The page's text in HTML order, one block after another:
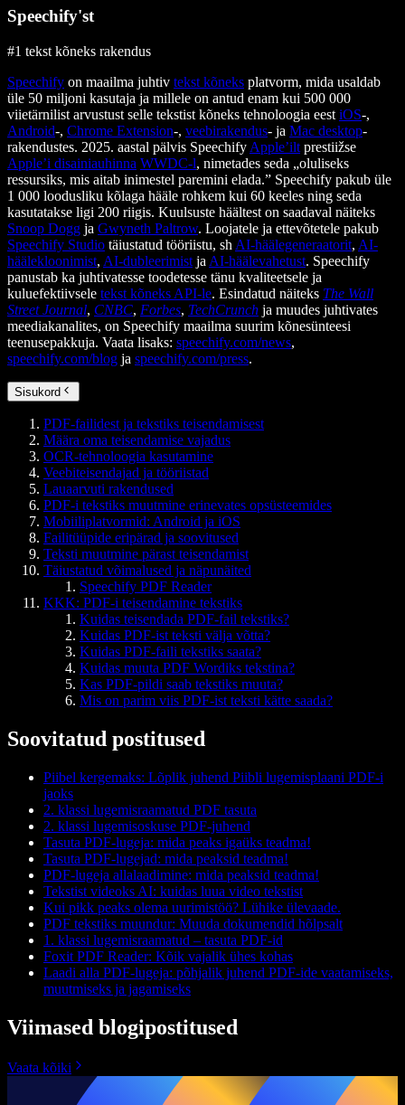
Speechify'st
#1 tekst kõneks rakendus
Speechify on maailma juhtiv tekst kõneks platvorm, mida usaldab
üle 50 miljoni kasutaja ja millele on antud enam kui 500 000
viietärnilist arvustust selle tekstist kõneks tehnoloogia eest iOS-,
Android-, Chrome Extension-, veebirakendus- ja Mac desktop-
rakendustes. 2025. aastal pälvis Speechify Apple’ilt prestiižse
Apple’i disainiauhinna WWDC-l, nimetades seda „oluliseks
ressursiks, mis aitab inimestel paremini elada.” Speechify pakub üle
1 000 loodusliku kõlaga hääle rohkem kui 60 keeles ning seda
kasutatakse ligi 200 riigis. Kuulsuste häältest on saadaval näiteks
Snoop Dogg ja Gwyneth Paltrow. Loojatele ja ettevõtetele pakub
Speechify Studio täiustatud tööriistu, sh AI-häälegeneraatorit, AI-
häälekloonimist, AI-dubleerimist ja AI-häälevahetust. Speechify
panustab ka juhtivatesse toodetesse tänu kvaliteetsele ja
kuluefektiivsele tekst kõneks API-le. Esindatud näiteks The Wall
Street Journal, CNBC, Forbes, TechCrunch ja muudes juhtivates
meediakanalites, on Speechify maailma suurim kõnesünteesi
teenusepakkuja. Vaata lisaks: speechify.com/news,
speechify.com/blog ja speechify.com/press.
Sisukord
PDF-failidest ja tekstiks teisendamisest
Määra oma teisendamise vajadus
OCR-tehnoloogia kasutamine
Veebiteisendajad ja tööriistad
Lauaarvuti rakendused
PDF-i tekstiks muutmine erinevates opsüsteemides
Mobiiliplatvormid: Android ja iOS
Failitüüpide eripärad ja soovitused
Teksti muutmine pärast teisendamist
Täiustatud võimalused ja näpunäited
Speechify PDF Reader
KKK: PDF-i teisendamine tekstiks
Kuidas teisendada PDF-fail tekstiks?
Kuidas PDF-ist teksti välja võtta?
Kuidas PDF-faili tekstiks saata?
Kuidas muuta PDF Wordiks tekstina?
Kas PDF-pildi saab tekstiks muuta?
Mis on parim viis PDF-ist teksti kätte saada?
Soovitatud postitused
Piibel kergemaks: Lõplik juhend Piibli lugemisplaani PDF-i
jaoks
2. klassi lugemisraamatud PDF tasuta
2. klassi lugemisoskuse PDF-juhend
Tasuta PDF-lugeja: mida peaks igaüks teadma!
Tasuta PDF-lugejad: mida peaksid teadma!
PDF-lugeja allalaadimine: mida peaksid teadma!
Tekstist videoks AI: kuidas luua video tekstist
Kui pikk peaks olema uurimistöö? Lühike ülevaade.
PDF tekstiks muundur: Muuda dokumendid hõlpsalt
1. klassi lugemisraamatud – tasuta PDF-id
Foxit PDF Reader: Kõik vajalik ühes kohas
Laadi alla PDF-lugeja: põhjalik juhend PDF-ide vaatamiseks,
muutmiseks ja jagamiseks
Viimased blogipostitused
Vaata kõiki